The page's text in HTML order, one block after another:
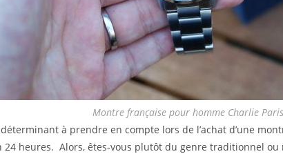
Montre française pour homme Charlie Paris
à prendre en compte lors de l’achat d’une
24 heures. Alors, êtes-vous plutôt du genre traditionnel